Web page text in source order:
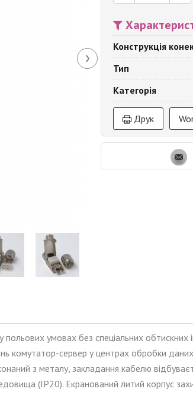
› Конструкція
Тип
Категорія
Друк
умовах без спеціальних обтискних
комутатор-сервер у центрах обробки
з металу, закладання кабелю
(IP20). Екранований литий корпус